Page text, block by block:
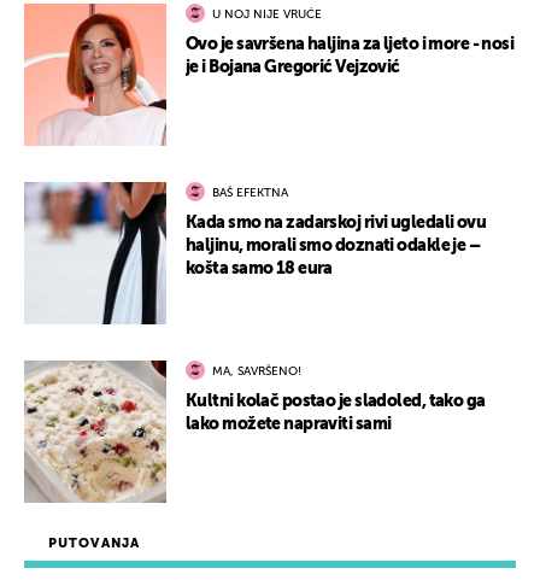
PUTOVANJA
U NOJ NIJE VRUĆE
Ovo je savršena haljina za ljeto i more - nosi
je i Bojana Gregorić Vejzović
BAŠ EFEKTNA
Kada smo na zadarskoj rivi ugledali ovu
haljinu, morali smo doznati odakle je –
košta samo 18 eura
MA, SAVRŠENO!
Kultni kolač postao je sladoled, tako ga
lako možete napraviti sami